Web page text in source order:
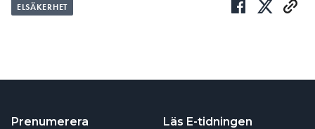
ELSÄKERHET
Prenumerera Läs E-tidningen